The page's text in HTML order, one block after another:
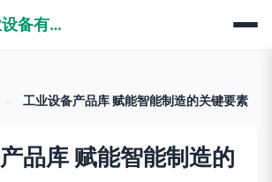
青岛德泰曼工业设备有限公司
工业设备产品库 赋能智能制造的关键要素
品库 赋能智能制造的